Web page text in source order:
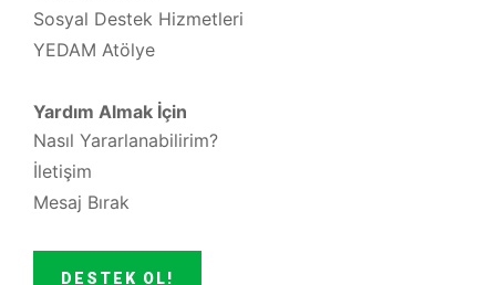
Sosyal Destek Hizmetleri
YEDAM Atölye
Yardım Almak İçin
Nasıl Yararlanabilirim?
İletişim
Mesaj Bırak
DESTEK OL!